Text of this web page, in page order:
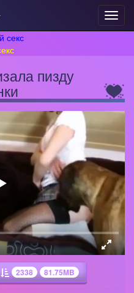
секс
пизду
2338 81.75MB